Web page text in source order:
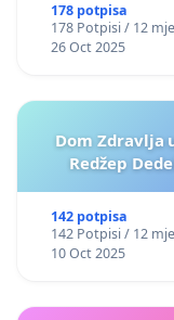
178 potpisa
178 Potpisi / 12
26 Oct 2025
Dom Zdravlja
Redžep
142 potpisa
142 Potpisi / 12
10 Oct 2025